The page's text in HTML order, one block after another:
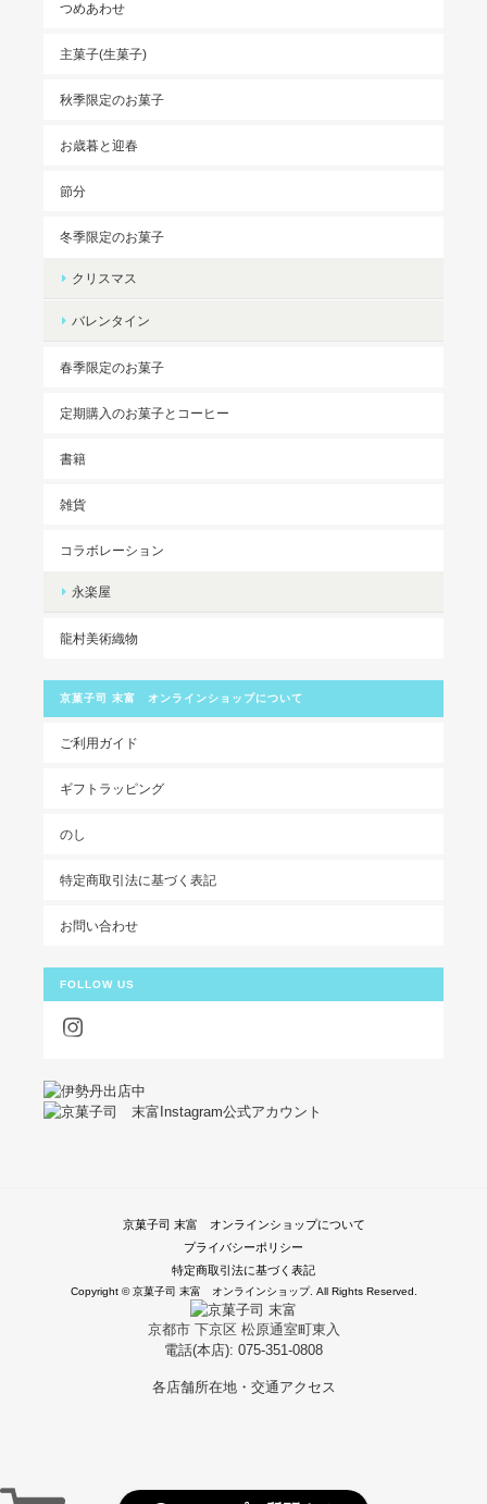
つめあわせ
主菓子(生菓子)
秋季限定のお菓子
お歳暮と迎春
節分
冬季限定のお菓子
クリスマス
バレンタイン
春季限定のお菓子
定期購入のお菓子とコーヒー
書籍
雑貨
コラボレーション
永楽屋
龍村美術織物
京菓子司 末富 オンラインショップについて
ご利用ガイド
ギフトラッピング
のし
特定商取引法に基づく表記
お問い合わせ
FOLLOW US
京菓子司 末富 オンラインショップについて
プライバシーポリシー
特定商取引法に基づく表記
Copyright © 京菓子司 末富 オンラインショップ. All Rights Reserved.
京都市 下京区 松原通室町東入
電話(本店): 075-351-0808
各店舗所在地・交通アクセス